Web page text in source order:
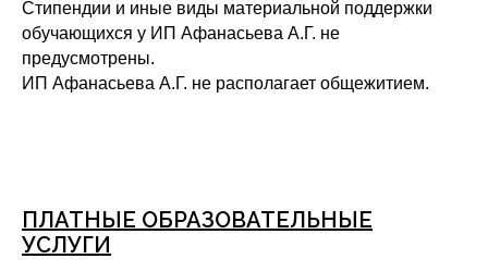
Стипендии и иные виды материальной поддержки
обучающихся у ИП Афанасьева А.Г. не
предусмотрены.
ИП Афанасьева А.Г. не располагает общежитием.
ПЛАТНЫЕ ОБРАЗОВАТЕЛЬНЫЕ
УСЛУГИ